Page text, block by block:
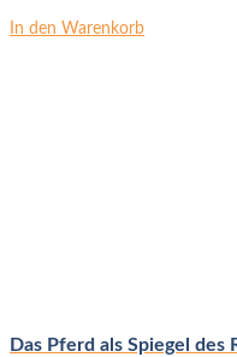
In den Warenkorb
Das Pferd als Spiegel des